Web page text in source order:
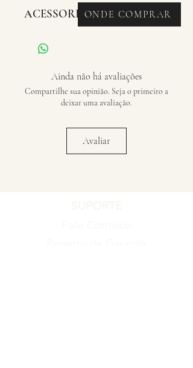
ACESSORIOS - CADEADOS
Ainda não há avaliações
Compartilhe sua opinião. Seja o primeiro a
deixar uma avaliação.
Avaliar
ONDE COMPRAR